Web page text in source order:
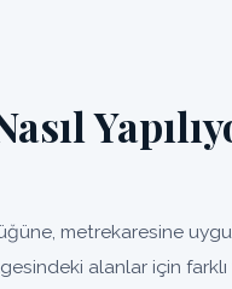
metrekaresine
alanlar için